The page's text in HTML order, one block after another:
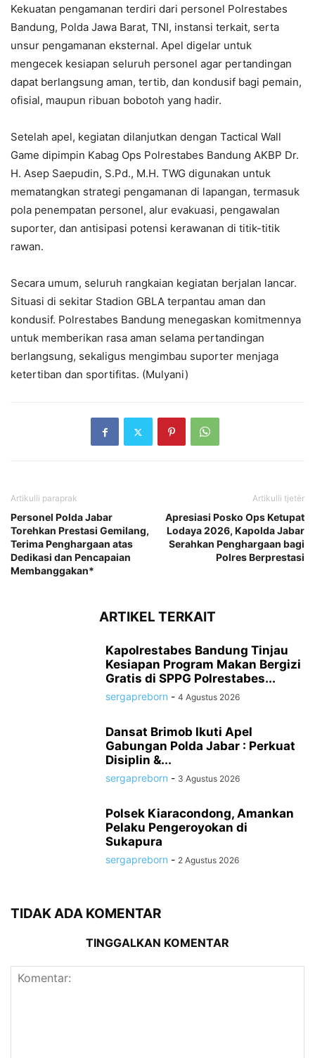
Kekuatan pengamanan terdiri dari personel Polrestabes
Bandung, Polda Jawa Barat, TNI, instansi terkait, serta
unsur pengamanan eksternal. Apel digelar untuk
mengecek kesiapan seluruh personel agar pertandingan
dapat berlangsung aman, tertib, dan kondusif bagi pemain,
ofisial, maupun ribuan bobotoh yang hadir.
Setelah apel, kegiatan dilanjutkan dengan Tactical Wall
Game dipimpin Kabag Ops Polrestabes Bandung AKBP Dr.
H. Asep Saepudin, S.Pd., M.H. TWG digunakan untuk
mematangkan strategi pengamanan di lapangan, termasuk
pola penempatan personel, alur evakuasi, pengawalan
suporter, dan antisipasi potensi kerawanan di titik-titik
rawan.
Secara umum, seluruh rangkaian kegiatan berjalan lancar.
Situasi di sekitar Stadion GBLA terpantau aman dan
kondusif. Polrestabes Bandung menegaskan komitmennya
untuk memberikan rasa aman selama pertandingan
berlangsung, sekaligus mengimbau suporter menjaga
ketertiban dan sportifitas. (Mulyani)
Artikulli paraprak
Personel Polda Jabar
Torehkan Prestasi Gemilang,
Terima Penghargaan atas
Dedikasi dan Pencapaian
Membanggakan*
Artikulli tjetër
Apresiasi Posko Ops Ketupat
Lodaya 2026, Kapolda Jabar
Serahkan Penghargaan bagi
Polres Berprestasi
ARTIKEL TERKAIT
Kapolrestabes Bandung Tinjau
Kesiapan Program Makan Bergizi
Gratis di SPPG Polrestabes...
sergapreborn - 4 Agustus 2026
Dansat Brimob Ikuti Apel
Gabungan Polda Jabar : Perkuat
Disiplin &...
sergapreborn - 3 Agustus 2026
Polsek Kiaracondong, Amankan
Pelaku Pengeroyokan di
Sukapura
sergapreborn - 2 Agustus 2026
TIDAK ADA KOMENTAR
TINGGALKAN KOMENTAR